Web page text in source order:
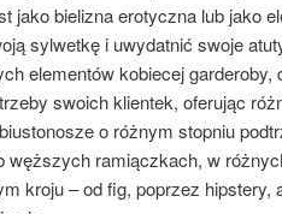
jako bielizna erotyczna lub jako
sylwetkę i uwydatnić swoje
elementów kobiecej
swoich klientek, oferując
o różnym stopniu
węższych ramiączkach, w
kroju – od fig, poprzez hipstery,